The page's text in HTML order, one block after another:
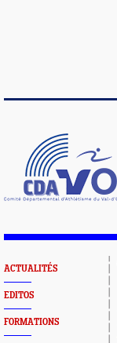
ACTUALITÉS
EDITOS
FORMATIONS